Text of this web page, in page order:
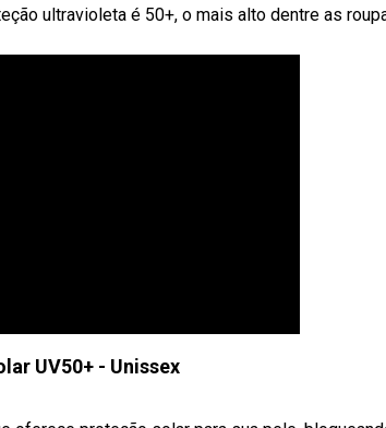
ultravioleta é 50+, o mais alto dentre as
UV50+ - Unissex